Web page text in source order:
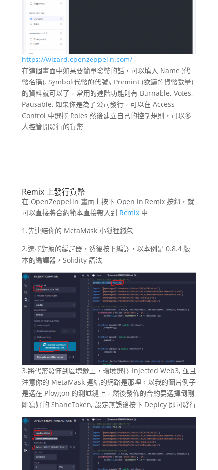
https://wizard.openzeppelin.com/
在這個畫面中如果要簡單發幣的話，可以填入 Name (代
幣名稱), Symbol(代幣的代號), Premint (欲鑄的貨幣數量)
的資料就可以了，常用的進階功能則有 Burnable, Votes,
Pausable, 如果你是為了公司發行，可以在 Access
Control 中選擇 Roles 然後建立自己的控制規則，可以多
人控管開發行的貨幣
Remix 上發行貨幣
在 OpenZeppeLin 畫面上按下 Open in Remix 按鈕，就
可以直接將合約範本直接帶入到 Remix 中
1.先連結你的 MetaMask 小狐狸錢包
2.選擇對應的編譯器，然後按下編譯，以本例是 0.8.4 版
本的編譯器，Solidity 語法
3.將代幣發佈到區塊鏈上，環境選擇 Injected Web3, 並且
注意你的 MetaMask 連結的網路是那哩，以我的圖片例子
是選在 Ploygon 的測試鏈上，然後發佈的合約要選擇倒剛
剛寫好的 ShaneToken, 設定無誤後按下 Deploy 即可發行